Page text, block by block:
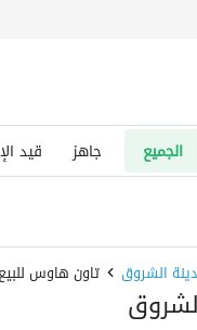
الجميع جاهز قيد
الشروق تاون هاوس